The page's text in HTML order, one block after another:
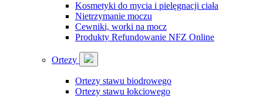
Kosmetyki do mycia i pielęgnacji ciała
Nietrzymanie moczu
Cewniki, worki na mocz
Produkty Refundowanie NFZ Online
Ortezy
Ortezy stawu biodrowego
Ortezy stawu łokciowego